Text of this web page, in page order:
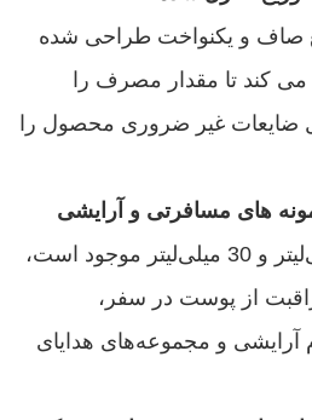
صاف و یکنواخت طراحی شده
کند تا مقدار مصرف را
ضایعات غیر ضروری محصول را
در 15 میلی‌لیتر، 20 میلی‌لیتر و 30 میلی‌لیتر موجود است،
از پوست در سفر،
آرایشی و مجموعه‌های هدایای